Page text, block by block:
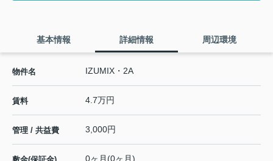
基本情報 詳細情報 周辺環境
物件名 IZUMIX・2A
賃料 4.7万円
管理 / 共益費 3,000円
0ヶ月(0ヶ月)